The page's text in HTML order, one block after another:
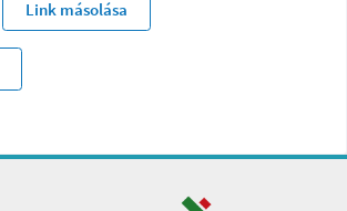
Link másolása